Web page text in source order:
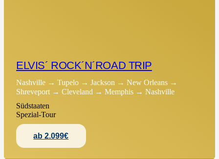
ELVIS´ ROCK´N´ROAD TRIP
Nashville → Tupelo → Jackson → New Orleans →
Shreveport → Cleveland → Memphis → Nashville
Südstaaten
Spezial-Tour
ab 2.099€